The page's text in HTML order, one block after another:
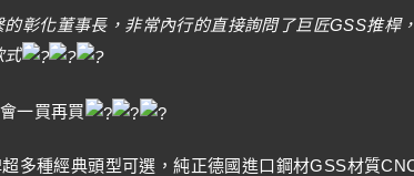
彰化董事長，非常內行的直接詢問了巨匠GSS推桿
式
一買再買
多種經典頭型可選，純正德國進口鋼材GSS材質